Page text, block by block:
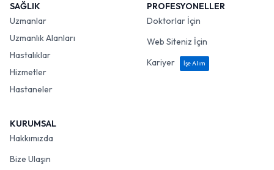
SAĞLIK
Uzmanlar
Uzmanlık Alanları
Hastalıklar
Hizmetler
Hastaneler
PROFESYONELLER
Doktorlar İçin
Web Siteniz İçin
Kariyer
İşe Alım
KURUMSAL
Hakkımızda
Bize Ulaşın